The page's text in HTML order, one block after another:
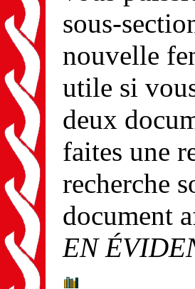
sous-
nouvelle
utile si
deux
faites une
recherche
document
EN